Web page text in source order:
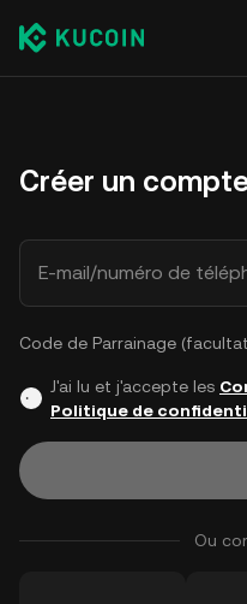
Créer un
E-mail/numéro de
Code de Parrainage
J'ai lu et j'accepte les
Politique de
Ou